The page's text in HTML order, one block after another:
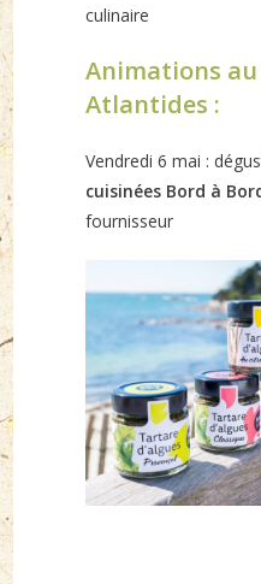
culinaire
Animations
Atlantides :
Vendredi 6 mai :
cuisinées Bord à
fournisseur